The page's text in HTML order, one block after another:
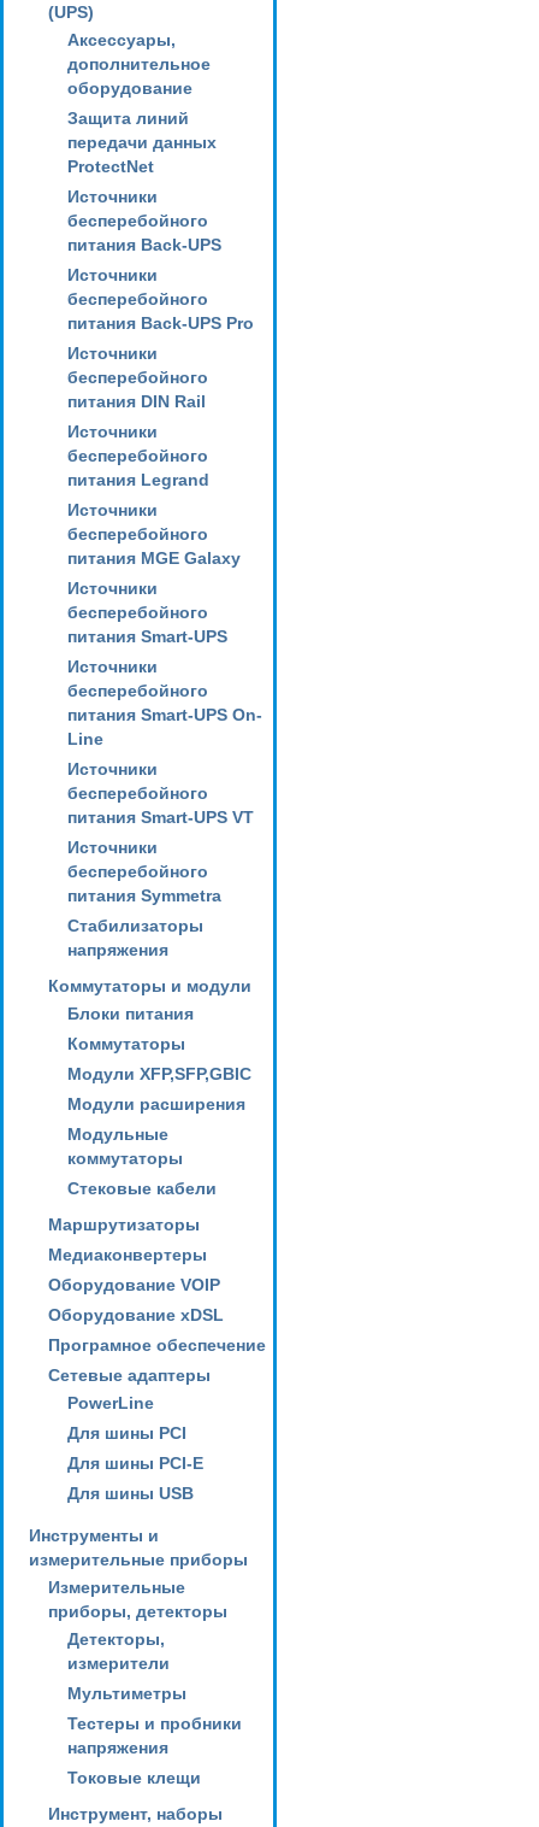
(UPS)
Аксессуары,
дополнительное
оборудование
Защита линий
передачи данных
ProtectNet
Источники
бесперебойного
питания Back-UPS
Источники
бесперебойного
питания Back-UPS Pro
Источники
бесперебойного
питания DIN Rail
Источники
бесперебойного
питания Legrand
Источники
бесперебойного
питания MGE Galaxy
Источники
бесперебойного
питания Smart-UPS
Источники
бесперебойного
питания Smart-UPS On-
Line
Источники
бесперебойного
питания Smart-UPS VT
Источники
бесперебойного
питания Symmetra
Стабилизаторы
напряжения
Коммутаторы и модули
Блоки питания
Коммутаторы
Модули XFP,SFP,GBIC
Модули расширения
Модульные
коммутаторы
Стековые кабели
Маршрутизаторы
Медиаконвертеры
Оборудование VOIP
Оборудование xDSL
Програмное обеспечение
Сетевые адаптеры
PowerLine
Для шины PCI
Для шины PCI-E
Для шины USB
Инструменты и
измерительные приборы
Измерительные
приборы, детекторы
Детекторы,
измерители
Мультиметры
Тестеры и пробники
напряжения
Токовые клещи
Инструмент, наборы